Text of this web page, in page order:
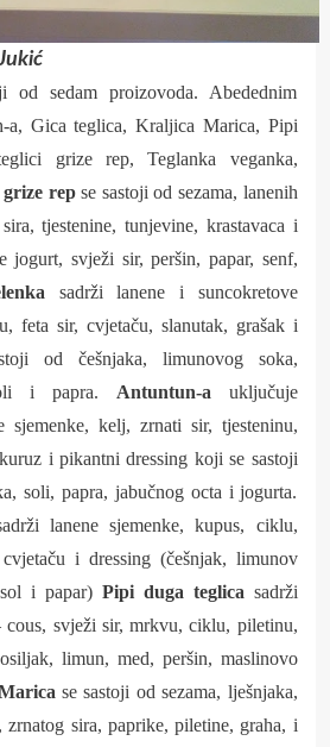
od sedam proizovoda. Abedednim
a, Gica teglica, Kraljica Marica, Pipi
grize rep, Teglanka veganka,
grize repse sastoji od sezama, lanenih
tjestenine, tunjevine, krastavaca i
jogurt, svježi sir, peršin, papar, senf,
sadrži lanene i suncokretove
feta sir, cvjetaču, slanutak, grašak i
od češnjaka, limunovog soka,
i papra. Antuntun-a uključuje
sjemenke, kelj, zrnati sir, tjesteninu,
i pikantni dressing koji se sastoji
soli, papra, jabučnog octa i jogurta.
lanene sjemenke, kupus, ciklu,
i dressing (češnjak, limunov
i papar) Pipi duga teglica sadrži
svježi sir, mrkvu, ciklu, piletinu,
limun, med, peršin, maslinovo
se sastoji od sezama, lješnjaka,
zrnatog sira, paprike, piletine, graha, i